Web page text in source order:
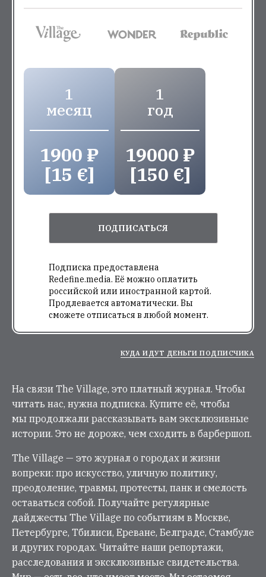
1
месяц
1900 ₽
[15 €]
1
год
19000 ₽
[150 €]
ПОДПИСАТЬСЯ
Подписка предоставлена
Redefine.media. Её можно оплатить
российской или иностранной картой.
Продлевается автоматически. Вы
сможете отписаться в любой момент.
КУДА ИДУТ ДЕНЬГИ ПОДПИСЧИКА
На связи The Village, это платный журнал. Чтобы
читать нас, нужна подписка. Купите её, чтобы
мы продолжали рассказывать вам эксклюзивные
истории. Это не дороже, чем сходить в барбершоп.
The Village — это журнал о городах и жизни
вопреки: про искусство, уличную политику,
преодоление, травмы, протесты, панк и смелость
оставаться собой. Получайте регулярные
дайджесты The Village по событиям в Москве,
Петербурге, Тбилиси, Ереване, Белграде, Стамбуле
и других городах. Читайте наши репортажи,
расследования и эксклюзивные свидетельства.